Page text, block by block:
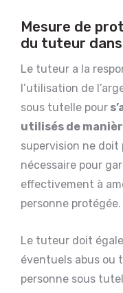
Mesure de
du tuteur
Le tuteur a la
l’utilisation de
sous tutelle pour
utilisés de
supervision ne doit
nécessaire pour
effectivement à
personne protégée.
Le tuteur doit
éventuels abus ou
personne sous